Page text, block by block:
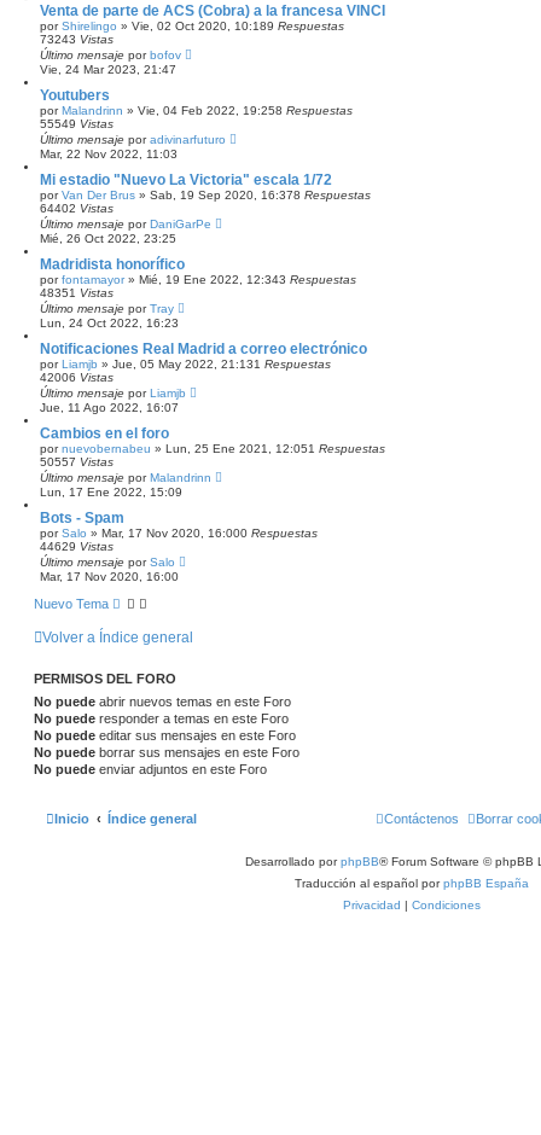
Venta de parte de ACS (Cobra) a la francesa VINCI
porShirelingo » Vie, 02 Oct 2020, 10:189 Respuestas
73243 Vistas
Último mensaje porbofov
Vie, 24 Mar 2023, 21:47
Youtubers
porMalandrinn » Vie, 04 Feb 2022, 19:258 Respuestas
55549 Vistas
Último mensaje poradivinarfuturo
Mar, 22 Nov 2022, 11:03
Mi estadio "Nuevo La Victoria" escala 1/72
porVan Der Brus » Sab, 19 Sep 2020, 16:378 Respuestas
64402 Vistas
Último mensaje porDaniGarPe
Mié, 26 Oct 2022, 23:25
Madridista honorífico
porfontamayor» Mié, 19 Ene 2022, 12:343 Respuestas
48351 Vistas
Último mensaje porTray
Lun, 24 Oct 2022, 16:23
Notificaciones Real Madrid a correo electrónico
porLiamjb » Jue, 05 May 2022, 21:131 Respuestas
42006 Vistas
Último mensaje porLiamjb
Jue, 11 Ago 2022, 16:07
Cambios en el foro
pornuevobernabeu » Lun, 25 Ene 2021, 12:051 Respuestas
50557 Vistas
Último mensaje porMalandrinn
Lun, 17 Ene 2022, 15:09
Bots - Spam
porSalo » Mar, 17 Nov 2020, 16:000 Respuestas
44629 Vistas
Último mensaje porSalo
Mar, 17 Nov 2020, 16:00
Nuevo Tema
Volver a Índice general
PERMISOS DEL FORO
No puede abrir nuevos temas en este Foro
No puede responder a temas en este Foro
No puede editar sus mensajes en este Foro
No puede borrar sus mensajes en este Foro
No puede enviar adjuntos en este Foro
Inicio Índice general Borrar
Contáctenos
Desarrollado porphpBB® Forum Software © phpBB
Traducción al español porphpBB España
Privacidad | Condiciones